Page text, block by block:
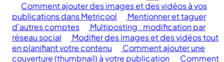
Comment ajouter des images et des vidéos à vos
publications dans Metricool
Mentionner et taguer
d’autres comptes
Multiposting : modification par
réseau social
Modifier des images et des vidéos tout
en planifiant votre contenu
Comment ajouter une
couverture (thumbnail) à votre publication
Comment